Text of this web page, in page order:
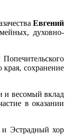
Евгений
духовно-
края, сохранение
и весомый вклад
в оказании
и Эстрадный хор